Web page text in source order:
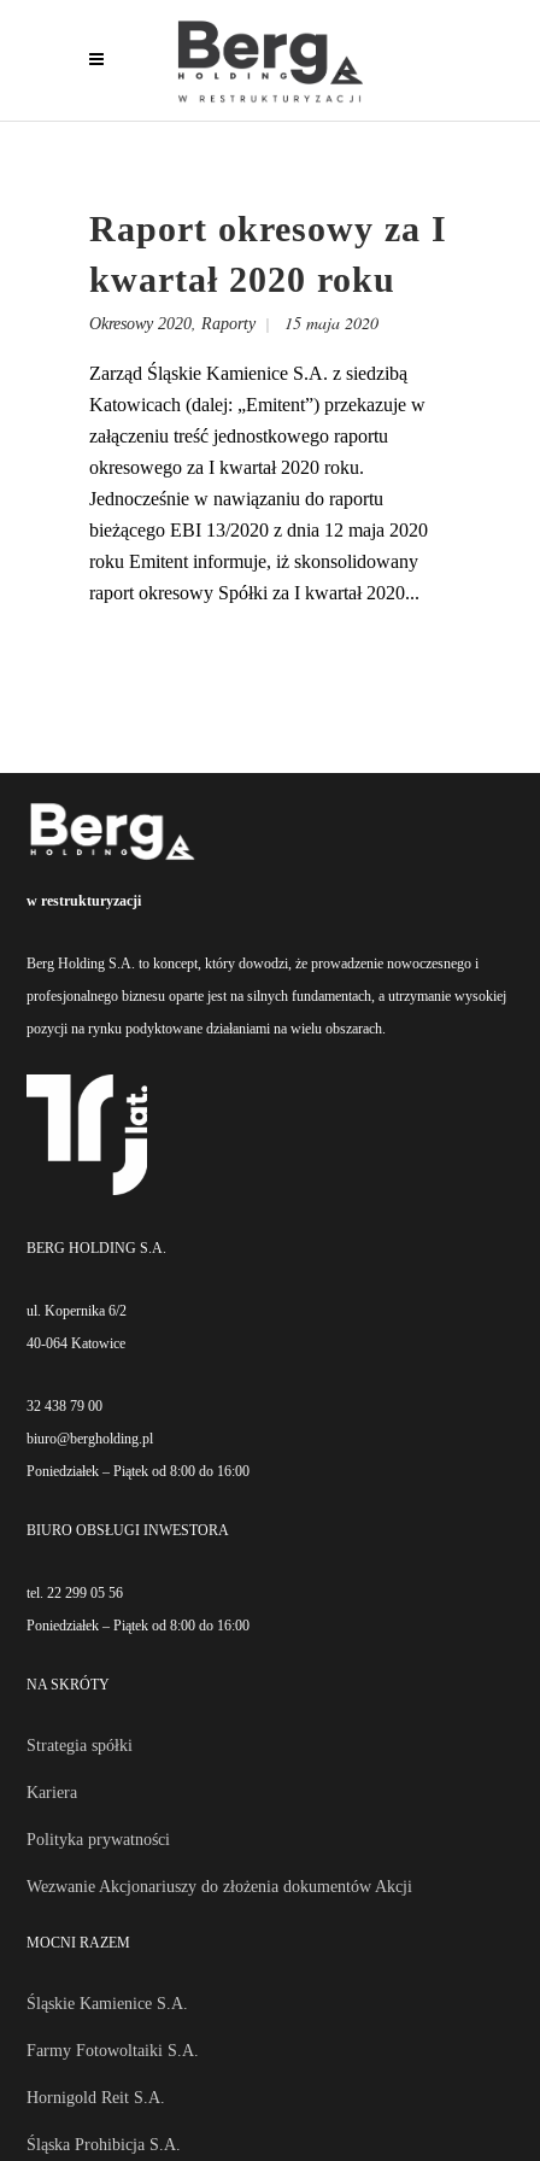
Raport okresowy za I
kwartał 2020 roku
Okresowy 2020, Raporty 15 maja 2020
Zarząd Śląskie Kamienice S.A. z siedzibą
Katowicach (dalej: „Emitent”) przekazuje w
załączeniu treść jednostkowego raportu
okresowego za I kwartał 2020 roku.
Jednocześnie w nawiązaniu do raportu
bieżącego EBI 13/2020 z dnia 12 maja 2020
roku Emitent informuje, iż skonsolidowany
raport okresowy Spółki za I kwartał 2020...
w restrukturyzacji
Berg Holding S.A. to koncept, który dowodzi, że prowadzenie nowoczesnego i
profesjonalnego biznesu oparte jest na silnych fundamentach, a utrzymanie wysokiej
pozycji na rynku podyktowane działaniami na wielu obszarach.
BERG HOLDING S.A.
ul. Kopernika 6/2
40-064 Katowice
32 438 79 00
biuro@bergholding.pl
Poniedziałek – Piątek od 8:00 do 16:00
BIURO OBSŁUGI INWESTORA
tel. 22 299 05 56
Poniedziałek – Piątek od 8:00 do 16:00
NA SKRÓTY
Strategia spółki
Kariera
Polityka prywatności
Wezwanie Akcjonariuszy do złożenia dokumentów Akcji
MOCNI RAZEM
Śląskie Kamienice S.A.
Farmy Fotowoltaiki S.A.
Hornigold Reit S.A.
Śląska Prohibicja S.A.